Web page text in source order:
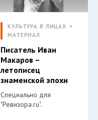
КУЛЬТУРА В ЛИЦАХ
МАТЕРИАЛ
Писатель Иван
Макаров –
летописец
знаменской эпохи
Специально для
"Ревизора.ru".